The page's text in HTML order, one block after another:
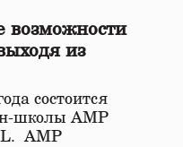
возможности
из
состоится
школы АМР
АМР